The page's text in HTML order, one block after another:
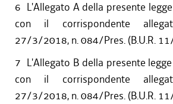
6 L'Allegato A della presente
con il corrispondente
27/3/2018, n. 084/Pres. (B.U.R.
7 L'Allegato B della presente
con il corrispondente
27/3/2018, n. 084/Pres. (B.U.R.